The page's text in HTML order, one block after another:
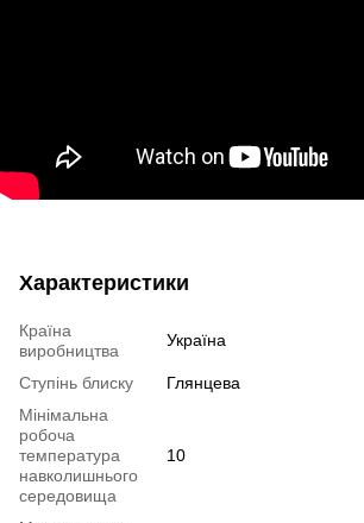
Характеристики
Країна
виробництва
Україна
Ступінь блиску
Глянцева
Мінімальна
робоча
температура
навколишнього
середовища
10